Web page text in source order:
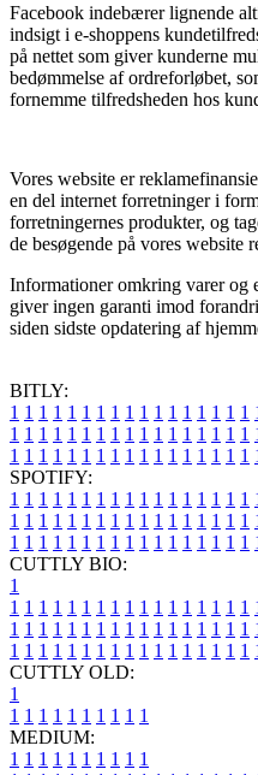
Facebook indebærer lignende
indsigt i e-shoppens
på nettet som giver kunderne
bedømmelse af ordreforløbet,
fornemme tilfredsheden hos
Vores website er
en del internet forretninger i
forretningernes produkter, og
de besøgende på vores website
Informationer omkring varer og
giver ingen garanti imod
siden sidste opdatering af
BITLY:
1 1 1 1 1 1 1 1 1 1 1 1 1 1 1 1 1
1 1 1 1 1 1 1 1 1 1 1 1 1 1 1 1 1
1 1 1 1 1 1 1 1 1 1 1 1 1 1 1 1 1
SPOTIFY:
1 1 1 1 1 1 1 1 1 1 1 1 1 1 1 1 1
1 1 1 1 1 1 1 1 1 1 1 1 1 1 1 1 1
1 1 1 1 1 1 1 1 1 1 1 1 1 1 1 1 1
CUTTLY BIO:
1
1 1 1 1 1 1 1 1 1 1 1 1 1 1 1 1 1
1 1 1 1 1 1 1 1 1 1 1 1 1 1 1 1 1
1 1 1 1 1 1 1 1 1 1 1 1 1 1 1 1 1
CUTTLY OLD:
1
1 1 1 1 1 1 1 1 1 1
MEDIUM:
1 1 1 1 1 1 1 1 1 1